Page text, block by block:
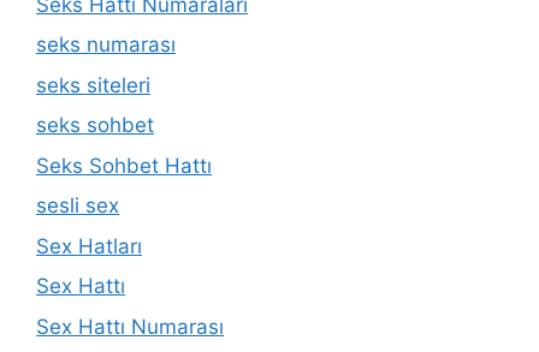
seks numarası
seks siteleri
seks sohbet
Seks Sohbet Hattı
sesli sex
Sex Hatları
Sex Hattı
Sex Hattı Numarası